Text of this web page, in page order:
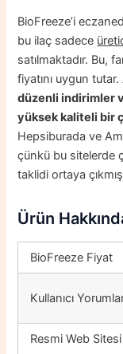
BioFreeze’i
bu ilaç sadece
satılmaktadır. Bu,
fiyatını uygun
düzenli indirimler
yüksek kaliteli bir
Hepsiburada ve
çünkü bu sitelerde
taklidi ortaya
Ürün
BioFreeze Fiyat
Kullanıcı
Resmi Web Sitesi